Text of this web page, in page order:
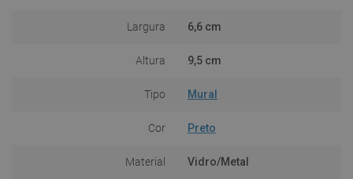
Largura 6,6 cm
Altura 9,5 cm
Tipo Mural
Cor Preto
Material Vidro/Metal